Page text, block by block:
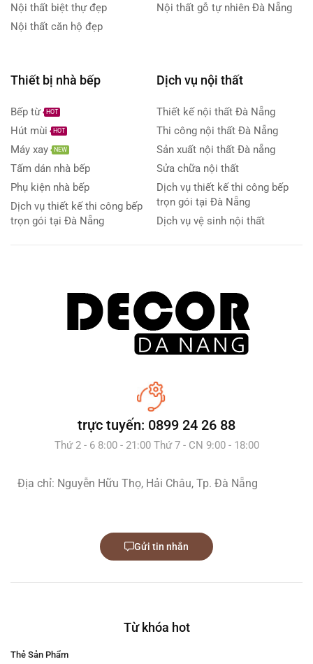
Nội thất biệt thự đẹp
Nội thất căn hộ đẹp
Nội thất gỗ tự nhiên Đà Nẵng
Thiết bị nhà bếp
Bếp từ HOT
Hút mùi HOT
Máy xay NEW
Tấm dán nhà bếp
Phụ kiện nhà bếp
Dịch vụ thiết kế thi công bếp
trọn gói tại Đà Nẵng
Dịch vụ nội thất
Thiết kế nội thất Đà Nẵng
Thi công nội thất Đà Nẵng
Sản xuất nội thất Đà nẵng
Sửa chữa nội thất
Dịch vụ thiết kế thi công bếp
trọn gói tại Đà Nẵng
Dịch vụ vệ sinh nội thất
trực tuyến: 0899 24 26 88
Thứ 2 - 6 8:00 - 21:00 Thứ 7 - CN 9:00 - 18:00
Địa chỉ: Nguyễn Hữu Thọ, Hải Châu, Tp. Đà Nẵng
Gửi tin nhắn
Từ khóa hot
Thẻ Sản Phẩm